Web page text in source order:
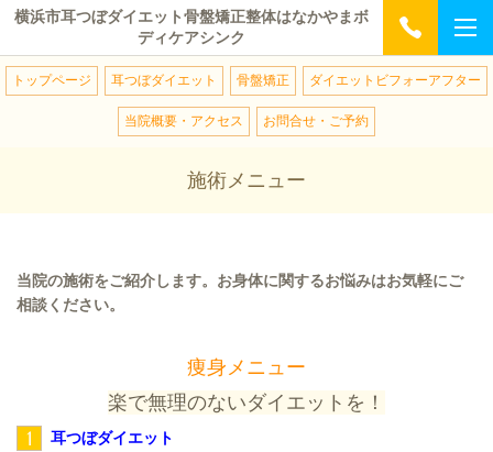
横浜市耳つぼダイエット骨盤矯正整体はなかやまボ
ディケアシンク
トップページ 耳つぼダイエット 骨盤矯正 ダイエットビフォーアフター
当院概要・アクセス お問合せ・ご予約
施術メニュー
当院の施術をご紹介します。お身体に関するお悩みはお気軽にご
相談ください。
痩身メニュー
楽で無理のないダイエットを！
1
耳つぼダイエット